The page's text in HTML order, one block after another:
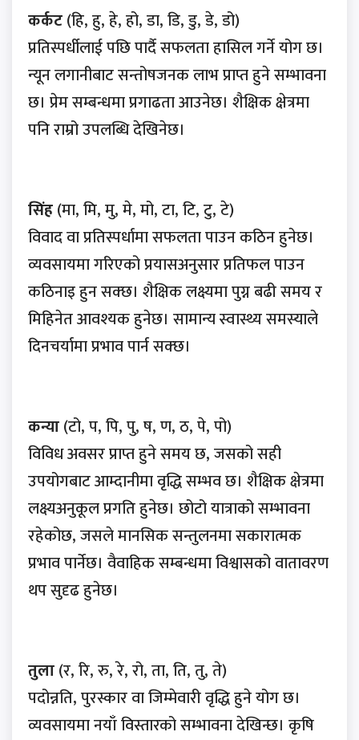
कर्कट(हि, हु, हे, हो, डा, डि, डु, डे, डो)
प्रतिस्पर्धीलाई पछि पार्दै सफलता हासिल गर्ने योग छ।
न्यून लगानीबाट सन्तोषजनक लाभ प्राप्त हुने सम्भावना
छ। प्रेम सम्बन्धमा प्रगाढता आउनेछ। शैक्षिक क्षेत्रमा
पनि राम्रो उपलब्धि देखिनेछ।
सिंह(मा, मि, मु, मे, मो, टा, टि, टु, टे)
विवाद वा प्रतिस्पर्धामा सफलता पाउन कठिन हुनेछ।
व्यवसायमा गरिएको प्रयासअनुसार प्रतिफल पाउन
कठिनाइ हुन सक्छ। शैक्षिक लक्ष्यमा पुग्न बढी समय र
मिहिनेत आवश्यक हुनेछ। सामान्य स्वास्थ्य समस्याले
दिनचर्यामा प्रभाव पार्न सक्छ।
कन्या(टो, प, पि, पु, ष, ण, ठ, पे, पो)
विविध अवसर प्राप्त हुने समय छ, जसको सही
उपयोगबाट आम्दानीमा वृद्धि सम्भव छ। शैक्षिक क्षेत्रमा
लक्ष्यअनुकूल प्रगति हुनेछ। छोटो यात्राको सम्भावना
रहेकोछ, जसले मानसिक सन्तुलनमा सकारात्मक
प्रभाव पार्नेछ। वैवाहिक सम्बन्धमा विश्वासको वातावरण
थप सुदृढ हुनेछ।
तुला(र, रि, रु, रे, रो, ता, ति, तु, ते)
पदोन्नति, पुरस्कार वा जिम्मेवारी वृद्धि हुने योग छ।
व्यवसायमा नयाँ विस्तारको सम्भावना देखिन्छ। कृषि